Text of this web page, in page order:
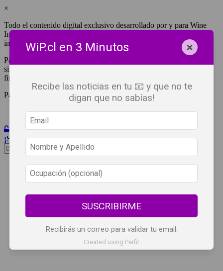
×
Todo el contenido digital exclusivo desarrollado por y para Wine
Independent Press Chile, cuenta con derechos de propiedad
intelectual.
Para tener acceso a una copia y/o impresión de cualquiera de ellos
sin fines de lucro, debes ser #SuscriptorWiP.^Para su réplica con
fines comerciales debes contactar al e-mail
Pagas una sola vez al año y disfrutas por 12 meses.
Iniciar Sesión
¡Suscribete! BeneficiosWiP
Buscar:
Síguenos
WiP.cl en 3 Minutos ×
Recibe las noticias en tu 📧 y que no te
digan que no sabías!
SUSCRIBIRME
Recibirás un correo para validar tu email.
Created using Perfit